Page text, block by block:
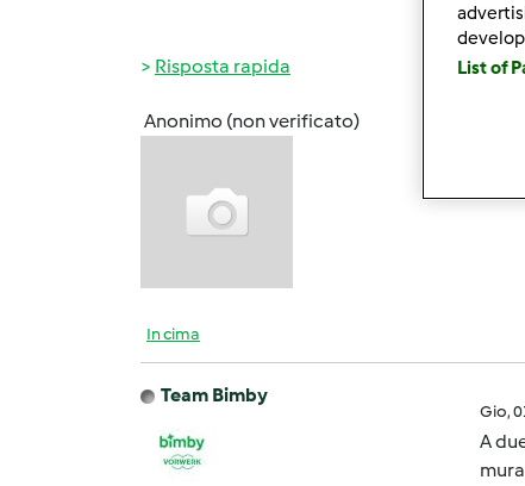
Risposta rapida
Anonimo (non verificato)
Gio,
In cima
Team Bimby
Gio,
A
List of